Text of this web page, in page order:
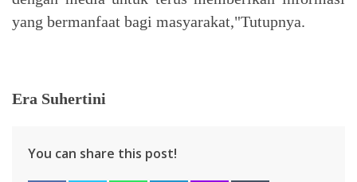
yang bermanfaat bagi masyarakat,"Tutupnya.
Era Suhertini
You can share this post!